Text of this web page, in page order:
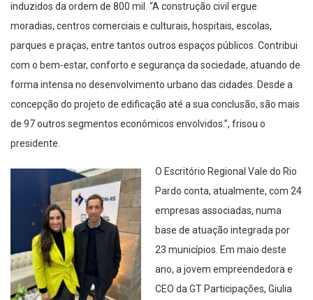
induzidos da ordem de 800 mil. “A construção civil ergue
moradias, centros comerciais e culturais, hospitais, escolas,
parques e praças, entre tantos outros espaços públicos. Contribui
com o bem-estar, conforto e segurança da sociedade, atuando de
forma intensa no desenvolvimento urbano das cidades. Desde a
concepção do projeto de edificação até a sua conclusão, são mais
de 97 outros segmentos econômicos envolvidos.”, frisou o
presidente.
O Escritório Regional Vale do Rio
Pardo conta, atualmente, com 24
empresas associadas, numa
base de atuação integrada por
23 municípios. Em maio deste
ano, a jovem empreendedora e
CEO da GT Participações, Giulia